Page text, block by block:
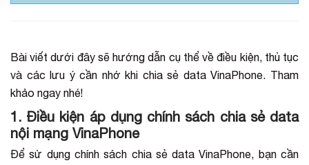
Bài viết dưới đây sẽ hướng dẫn cụ thể về điều kiện, thủ tục
và các lưu ý cần nhớ khi chia sẻ data VinaPhone. Tham
khảo ngay nhé!
1. Điều kiện áp dụng chính sách chia sẻ data
nội mạng VinaPhone
Để sử dụng chính sách chia sẻ data VinaPhone, bạn cần